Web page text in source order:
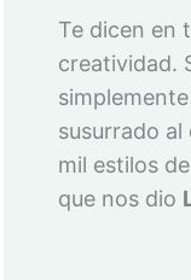
Te dicen en
creatividad.
susurrado
mil estilos
que nos dio